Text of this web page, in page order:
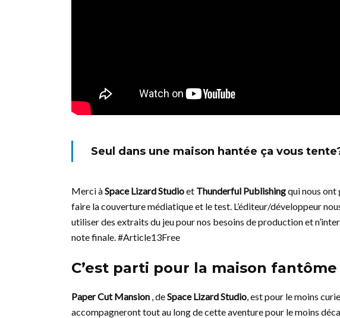
Seul dans une maison hantée ça vous
Merci àSpace Lizard Studioet Thunderful Publishingqui nous ont
faire la couverture médiatique et le test. L’éditeur/développeur
utiliser des extraits du jeu pour nos besoins de production et
note finale. #Article13Free
C’est parti pour la maison fantôme
Paper Cut Mansion , deSpace Lizard Studio, est pour le moins
accompagneront tout au long de cette aventure pour le moins